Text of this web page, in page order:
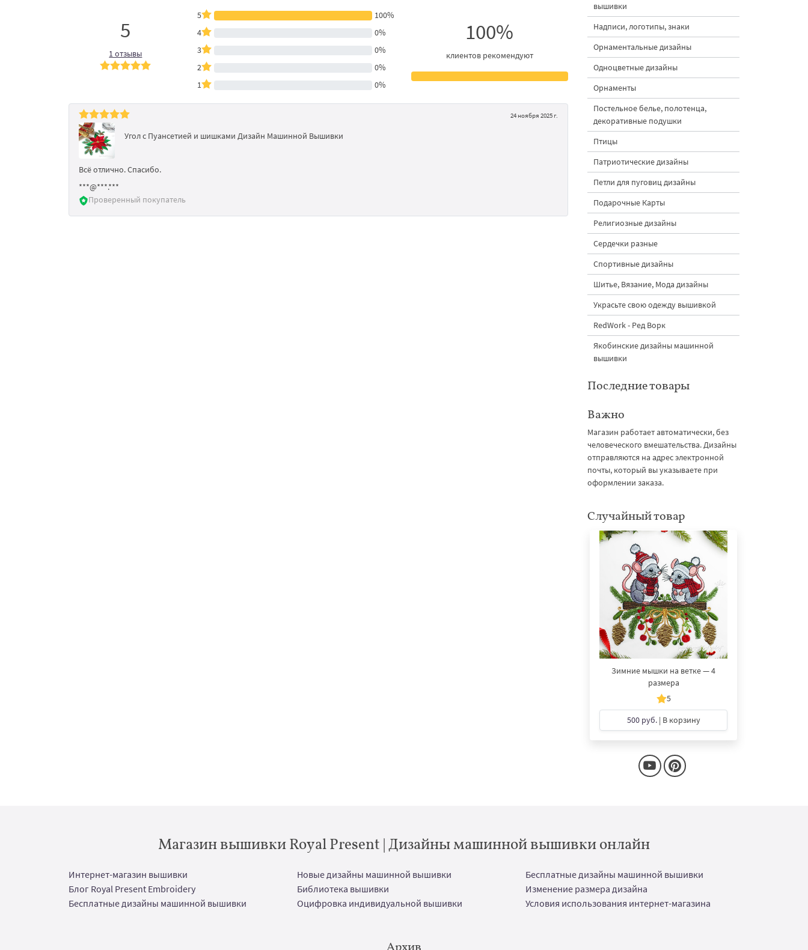
5
1 отзывы
5
100%
4
0%
3
0%
2
0%
1
0%
100%
клиентов рекомендуют
24 ноября 2025 г.
Угол с Пуансетией и шишками Дизайн Машинной Вышивки
Всё отлично. Спасибо.
***@***.***
Проверенный покупатель
вышивки
Надписи, логотипы, знаки
Орнаментальные дизайны
Одноцветные дизайны
Орнаменты
Постельное белье, полотенца,
декоративные подушки
Птицы
Патриотические дизайны
Петли для пуговиц дизайны
Подарочные Карты
Религиозные дизайны
Сердечки разные
Спортивные дизайны
Шитье, Вязание, Мода дизайны
Украсьте свою одежду вышивкой
RedWork - Ред Ворк
Якобинские дизайны машинной
вышивки
Последние товары
Важно
Магазин работает автоматически, без
человеческого вмешательства. Дизайны
отправляются на адрес электронной
почты, который вы указываете при
оформлении заказа.
Случайный товар
Зимние мышки на ветке — 4
размера
5
500 руб.| В корзину
Магазин вышивки Royal Present | Дизайны машинной вышивки онлайн
Интернет-магазин вышивки Новые дизайны машинной вышивки
Бесплатные дизайны машинной вышивки
Блог Royal Present Embroidery
Библиотека вышивки
Изменение размера дизайна
Бесплатные дизайны машинной вышивки
Оцифровка индивидуальной вышивки Условия использования интернет-магазина
Архив